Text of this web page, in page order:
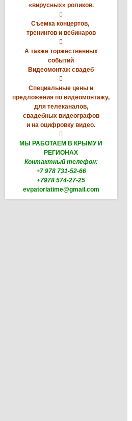
«вирусных» роликов.

Съемка концертов,
тренингов и вебинаров

А также торжественных
событий
Видеомонтаж свадеб

Специальные цены и
предложения по видеомонтажу,
для телеканалов,
свадебных видеографов
и на оцифровку видео.

МЫ РАБОТАЕМ В КРЫМУ И
РЕГИОНАХ
Контактный телефон:
+7 978 731-52-66
+7978 574-27-25
evpatoriatime@gmail.com